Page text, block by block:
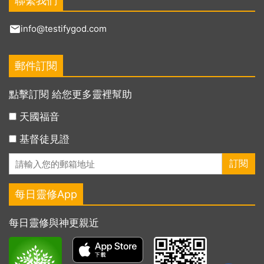
info@testifygod.com
郵件訂閱
點擊訂閱 給您更多靈裡幫助
天國福音
基督徒見證
每日靈修App
每日靈修與神更親近